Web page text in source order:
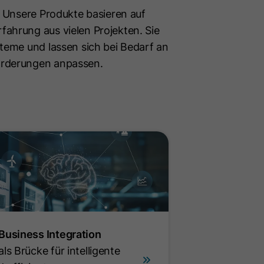
Produkte basieren auf
aus vielen Projekten. Sie
und lassen sich bei Bedarf an
anpassen.
Integration
Brücke für intelligente